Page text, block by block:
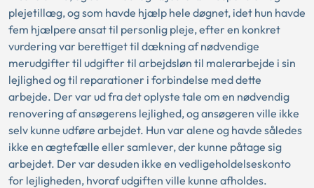
plejetillæg, og som havde hjælp hele døgnet, idet hun havde
fem hjælpere ansat til personlig pleje, efter en konkret
vurdering var berettiget til dækning af nødvendige
merudgifter til udgifter til arbejdsløn til malerarbejde i sin
lejlighed og til reparationer i forbindelse med dette
arbejde. Der var ud fra det oplyste tale om en nødvendig
renovering af ansøgerens lejlighed, og ansøgeren ville ikke
selv kunne udføre arbejdet. Hun var alene og havde således
ikke en ægtefælle eller samlever, der kunne påtage sig
arbejdet. Der var desuden ikke en vedligeholdelseskonto
for lejligheden, hvoraf udgiften ville kunne afholdes.